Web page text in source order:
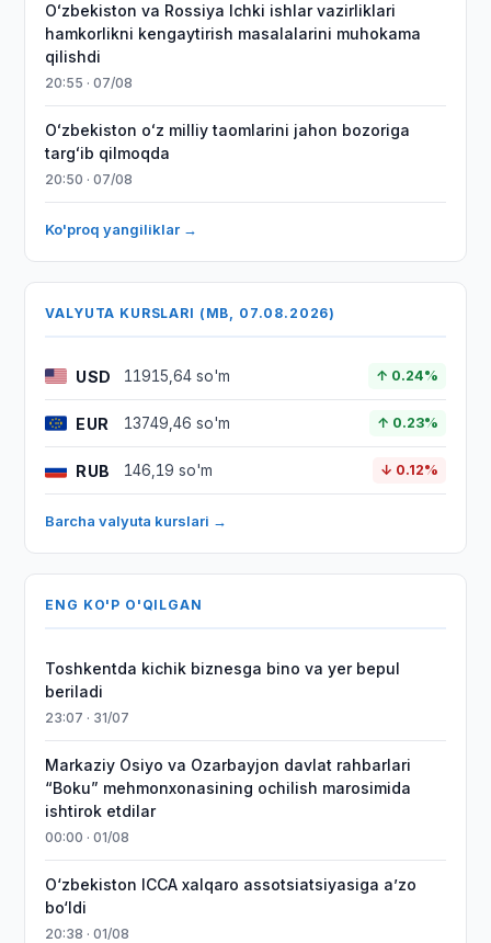
Oʻzbekiston va Rossiya Ichki ishlar vazirliklari
hamkorlikni kengaytirish masalalarini muhokama
qilishdi
20:55 · 07/08
Oʻzbekiston oʻz milliy taomlarini jahon bozoriga
targʻib qilmoqda
20:50 · 07/08
Ko'proq yangiliklar →
VALYUTA KURSLARI (MB, 07.08.2026)
USD 11915,64 so'm ↑ 0.24%
EUR 13749,46 so'm ↑ 0.23%
RUB 146,19 so'm ↓ 0.12%
Barcha valyuta kurslari →
ENG KO'P O'QILGAN
Toshkentda kichik biznesga bino va yer bepul
beriladi
23:07 · 31/07
Markaziy Osiyo va Ozarbayjon davlat rahbarlari
“Boku” mehmonxonasining ochilish marosimida
ishtirok etdilar
00:00 · 01/08
O‘zbekiston ICCA xalqaro assotsiatsiyasiga aʼzo
bo‘ldi
20:38 · 01/08